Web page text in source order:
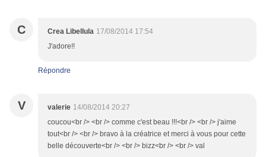
C Crea Libellula 17/08/2014 17:54
J'adore!!
Répondre
V valerie 14/08/2014 20:27
coucou<br /> <br /> comme c'est beau !!!<br /> <br /> j'aime
tout<br /> <br /> bravo à la créatrice et merci à vous pour cette
belle découverte<br /> <br /> bizz<br /> <br /> val